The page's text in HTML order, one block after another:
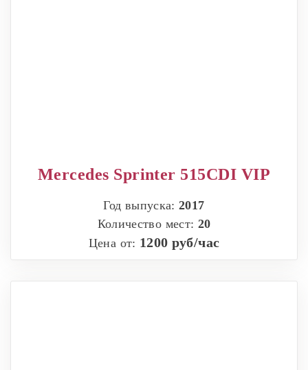
Mercedes Sprinter 515CDI VIP
Год выпуска:2017
Количество мест: 20
Цена от: 1200 руб/час